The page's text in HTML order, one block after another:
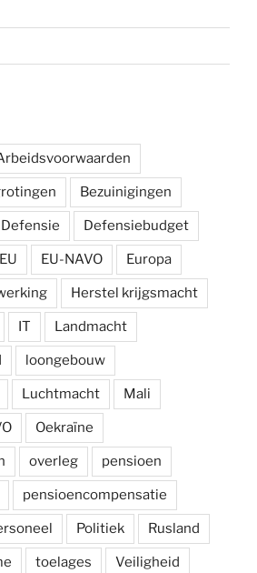
Bezuinigingen
Defensie Defensiebudget
EU EU-NAVO Europa
Herstel krijgsmacht
IT Landmacht
loongebouw
Luchtmacht Mali
Oekraïne
overleg pensioen
pensioencompensatie
Politiek Rusland
toelages Veiligheid